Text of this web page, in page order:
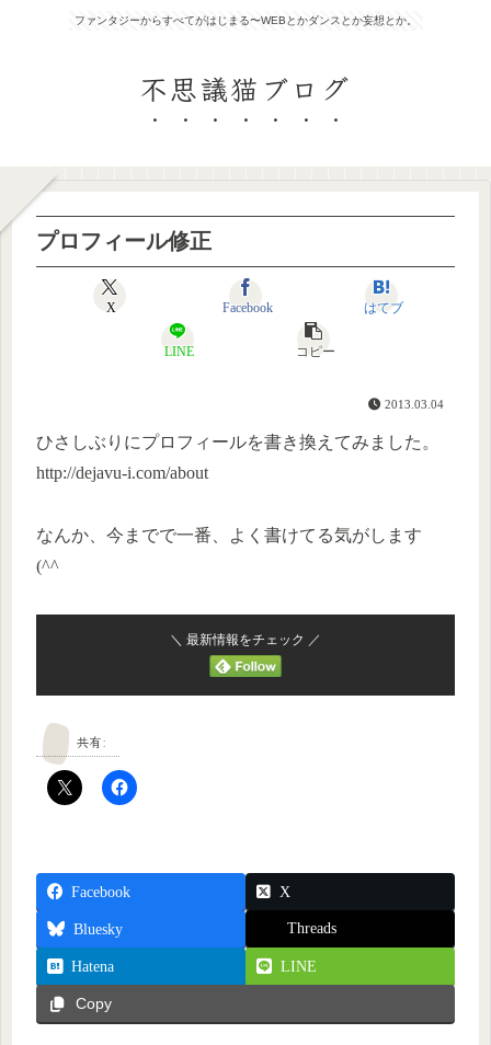
ファンタジーからすべてがはじまる〜WEBとかダンスとか妄想とか。
不思議猫ブログ
プロフィール修正
X Facebook はてブ
LINE コピー
2013.03.04
ひさしぶりにプロフィールを書き換えてみました。
http://dejavu-i.com/about
なんか、今までで一番、よく書けてる気がします
(^^ゞ
＼ 最新情報をチェック ／
共有:
Facebook X
Bluesky Threads
Hatena LINE
Copy